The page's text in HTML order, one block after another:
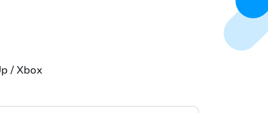
/ Xbox